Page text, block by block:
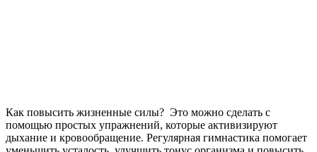
Как повысить жизненные силы? Это можно сделать с
помощью простых упражнений, которые активизируют
дыхание и кровообращение. Регулярная гимнастика помогает